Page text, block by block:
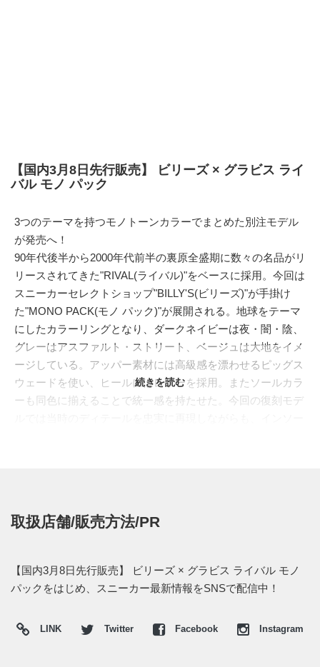
【国内3月8日先行販売】 ビリーズ × グラビス ライ
バル モノ パック
3つのテーマを持つモノトーンカラーでまとめた別注モデル
が発売へ！
90年代後半から2000年代前半の裏原全盛期に数々の名品がリ
リースされてきた"RIVAL(ライバル)"をベースに採用。今回は
スニーカーセレクトショップ"BILLY'S(ビリーズ)"が手掛け
た"MONO PACK(モノ パック)"が展開される。地球をテーマ
にしたカラーリングとなり、ダークネイビーは夜・闇・陰、
グレーはアスファルト・ストリート、ベージュは大地をイメ
ージしている。アッパー素材には高級感を漂わせるピッグス
ウェードを使い、ヒールにはレザーを採用。またソールカラ
ーも同色に揃えることで統一感を持たせた。今回の復刻モデ
続きを読む
取扱店舗/販売方法/PR
【国内3月8日先行販売】 ビリーズ × グラビス ライバル モノ
パックをはじめ、スニーカー最新情報をSNSで配信中！
LINK Twitter Facebook Instagram